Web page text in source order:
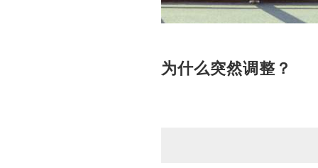
为什么突然调整？